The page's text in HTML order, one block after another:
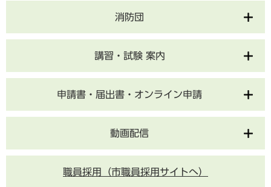
消防団
講習・試験 案内
申請書・届出書・オンライン申請
動画配信
職員採用（市職員採用サイトへ）